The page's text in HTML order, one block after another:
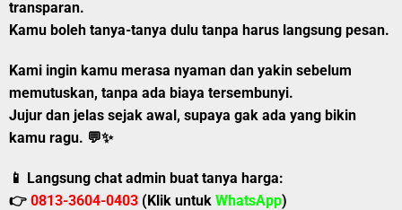
transparan.
Kamu boleh tanya-tanya dulu tanpa harus langsung pesan.
Kami ingin kamu merasa nyaman dan yakin sebelum
memutuskan, tanpa ada biaya tersembunyi.
Jujur dan jelas sejak awal, supaya gak ada yang bikin
kamu ragu. 💬✨
📱 Langsung chat admin buat tanya harga:
👉 0813-3604-0403 (Klik untuk WhatsApp)